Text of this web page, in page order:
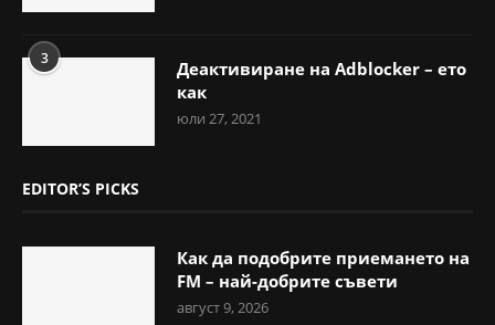
3
Деактивиране на Adblocker – ето
как
юли 27, 2021
EDITOR’S PICKS
Как да подобрите приемането на
FM – най-добрите съвети
август 9, 2026